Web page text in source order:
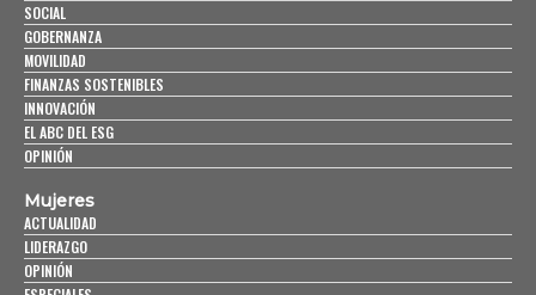
SOCIAL
GOBERNANZA
MOVILIDAD
FINANZAS SOSTENIBLES
INNOVACIÓN
EL ABC DEL ESG
OPINIÓN
Mujeres
ACTUALIDAD
LIDERAZGO
OPINIÓN